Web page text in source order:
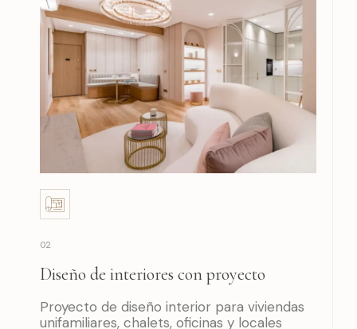
02
Diseño de interiores con proyecto
Proyecto de diseño interior para viviendas
unifamiliares, chalets, oficinas y locales